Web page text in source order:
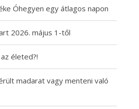
Óhegyen egy átlagos napon
2026. május 1-től
életed?!
madarat vagy menteni való